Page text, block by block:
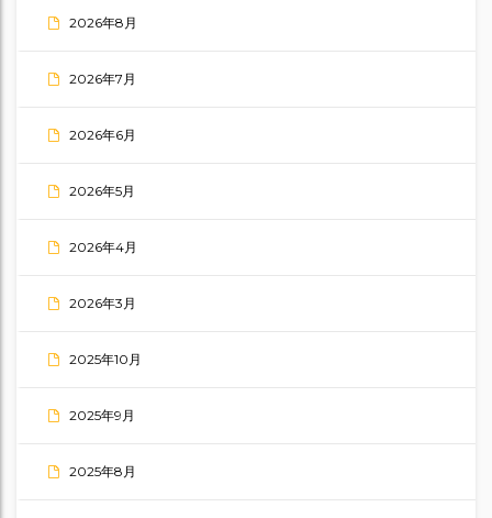
2026年8月
2026年7月
2026年6月
2026年5月
2026年4月
2026年3月
2025年10月
2025年9月
2025年8月